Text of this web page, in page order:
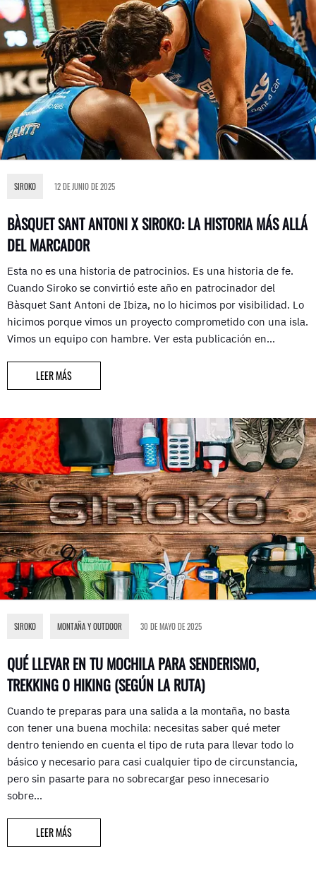
BÀSQUET SANT ANTONI X SIROKO: LA HISTORIA MÁS ALLÁ
DEL MARCADOR
SIROKO 12 DE JUNIO DE 2025
Esta no es una historia de patrocinios. Es una historia de fe.
Cuando Siroko se convirtió este año en patrocinador del
Bàsquet Sant Antoni de Ibiza, no lo hicimos por visibilidad. Lo
hicimos porque vimos un proyecto comprometido con una isla.
Vimos un equipo con hambre. Ver esta publicación en…
LEER MÁS
QUÉ LLEVAR EN TU MOCHILA PARA SENDERISMO,
TREKKING O HIKING (SEGÚN LA RUTA)
SIROKO MONTAÑA Y OUTDOOR 30 DE MAYO DE 2025
Cuando te preparas para una salida a la montaña, no basta
con tener una buena mochila: necesitas saber qué meter
dentro teniendo en cuenta el tipo de ruta para llevar todo lo
básico y necesario para casi cualquier tipo de circunstancia,
pero sin pasarte para no sobrecargar peso innecesario
sobre…
LEER MÁS